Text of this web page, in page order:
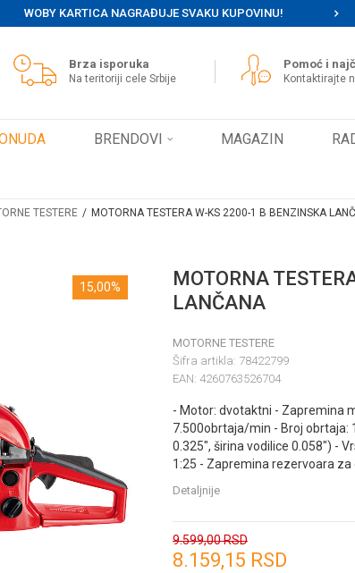
WOBY KARTICA NAGRAĐUJE SVAKU KUPOVINU!
Brza isporuka
Na teritoriji cele Srbije
Pomoć i
Kontaktirajte
BRENDOVI MAGAZIN
TESTERE MOTORNA TESTERA W-KS 2200-1 B BENZINSKA
15,00%
MOTORNA
LANČANA
MOTORNE TESTERE
Šifra artikla: 78422799
EAN: 4260763526704
- Motor: dvotaktni - Zapremina
7.500obrtaja/min - Broj obrtaja:
0.325", širina vodilice 0.058") -
1:25 - Zapremina rezervoara za
Detaljnije
9.599,00RSD
8.159,15 RSD
Unesi količinu